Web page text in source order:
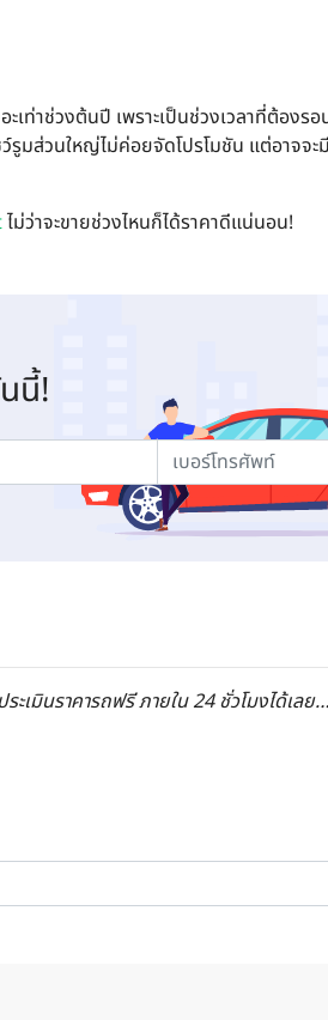
เท่าช่วงต้นปี เพราะเป็นช่วงเวลาที่ต้องร
รูมส่วนใหญ่ไม่ค่อยจัดโปรโมชัน แต่อาจจ
ไม่ว่าจะขายช่วงไหนก็ได้ราคาดีแน่นอน!
นี้!
ะเมินราคารถฟรี ภายใน 24 ชั่วโมงได้เลย